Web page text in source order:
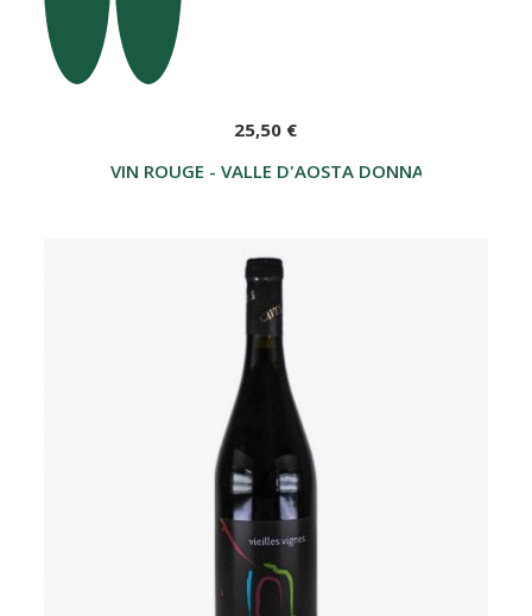
VIN ROUGE - VALLE D'AOSTA DONNAS DOC
25,50 €